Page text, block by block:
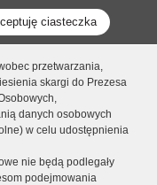
ciasteczka
przetwarzania,
skargi do Prezesa
danych osobowych
w celu udostępnienia
nie będą podlegały
podejmowania